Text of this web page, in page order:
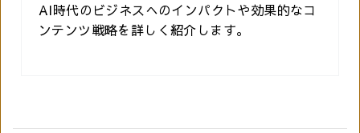
AI時代のビジネスへのインパクトや効果的なコ
ンテンツ戦略を詳しく紹介します。